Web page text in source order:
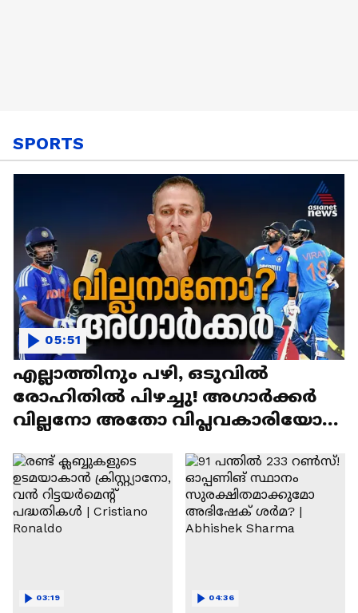
SPORTS
എല്ലാത്തിനും പഴി, ഒടുവില്‍
രോഹിതില്‍ പിഴച്ചു! അഗാര്‍ക്കർ
വില്ലനോ അതോ വിപ്ലവകാരിയോ? |
05:51
03:19 04:36